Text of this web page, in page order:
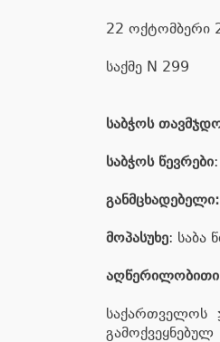
22 ოქტომბერი
საქმე N 299
საბჭოს
საბჭოს წევრები
განმცხადებელი:
მოპასუხე: საბა
აღწერილობითი
საქართველოს